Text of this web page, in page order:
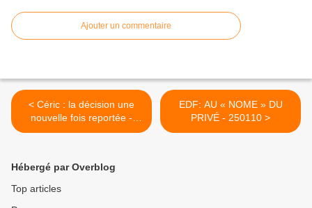
Ajouter un commentaire
< Céric : la décision une
nouvelle fois reportée -
230110
EDF: AU « NOME » DU
PRIVÉ - 250110 >
Hébergé par Overblog
Top articles